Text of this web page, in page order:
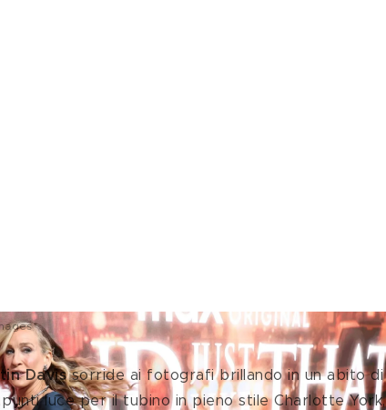
Davis sorride ai fotografi brillando in un abito
luce per il tubino in pieno stile Charlotte